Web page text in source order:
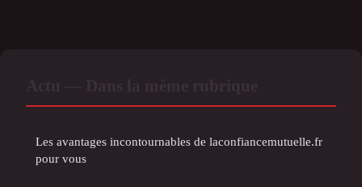
Les avantages incontournables de laconfiancemutuelle.fr
pour vous